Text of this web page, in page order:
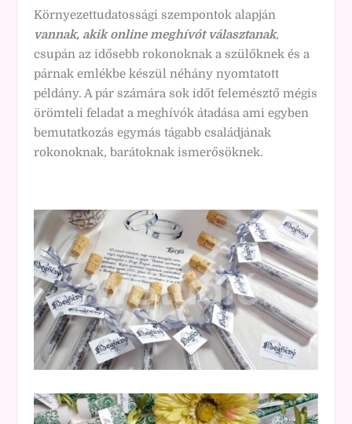
Környezettudatossági szempontok alapján
vannak, akik online meghívót választanak,
csupán az idősebb rokonoknak a szülőknek és a
párnak emlékbe készül néhány nyomtatott
példány. A pár számára sok időt felemésztő mégis
örömteli feladat a meghívók átadása ami egyben
bemutatkozás egymás tágabb családjának
rokonoknak, barátoknak ismerősöknek.